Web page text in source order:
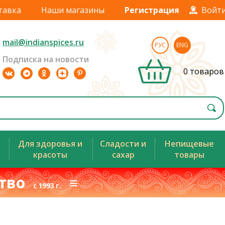
Наши магазины Регистрация
mail@indianspices.ru
Подписка на новости
РУС ENG
0 товаров
Для здоровья и
красоты
Сладости и
сахар
Непищевые
товары
с 1993 г.≡